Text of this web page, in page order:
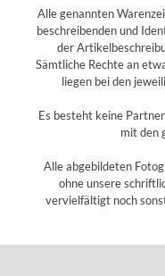
Alle genannten
beschreibenden und
der
Sämtliche Rechte an
liegen bei den
Es besteht keine
mit den
Alle abgebildeten
ohne unsere
vervielfältigt noch